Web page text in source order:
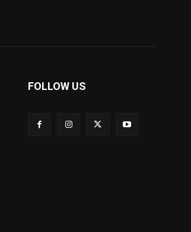
FOLLOW US